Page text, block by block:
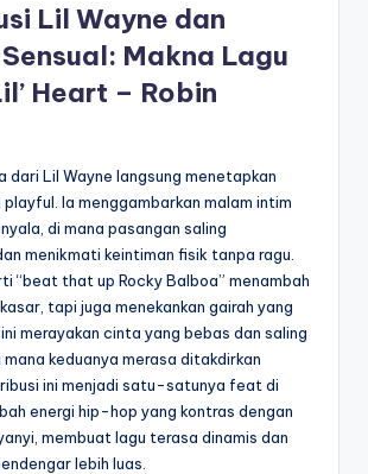
Lil Wayne dan
Makna Lagu
Heart – Robin
dari Lil Wayne langsung menetapkan
Ia menggambarkan malam intim
di mana pasangan saling
menikmati keintiman fisik tanpa ragu.
“beat that up Rocky Balboa” menambah
tapi juga menekankan gairah yang
merayakan cinta yang bebas dan saling
mana keduanya merasa ditakdirkan
ini menjadi satu-satunya feat di
energi hip-hop yang kontras dengan
membuat lagu terasa dinamis dan
lebih luas.